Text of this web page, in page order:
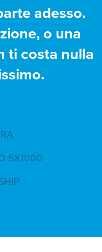
adesso.
o una
ti costa nulla
5X1000